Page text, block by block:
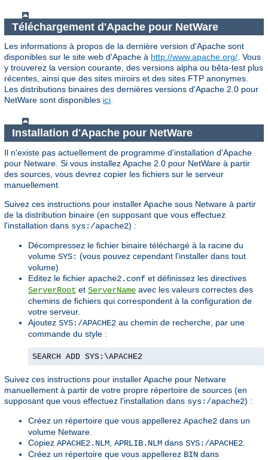
Téléchargement d'Apache pour NetWare
Les informations à propos de la dernière version d'Apache sont
disponibles sur le site web d'Apache à http://www.apache.org/. Vous
y trouverez la version courante, des versions alpha ou bêta-test plus
récentes, ainsi que des sites miroirs et des sites FTP anonymes.
Les distributions binaires des dernières versions d'Apache 2.0 pour
NetWare sont disponibles ici.
Installation d'Apache pour NetWare
Il n'existe pas actuellement de programme d'installation d'Apache
pour Netware. Si vous installez Apache 2.0 pour NetWare à partir
des sources, vous devrez copier les fichiers sur le serveur
manuellement.
Suivez ces instructions pour installer Apache sous Netware à partir
de la distribution binaire (en supposant que vous effectuez
l'installation dans sys:/apache2) :
Décompressez le fichier binaire téléchargé à la racine du
volume SYS: (vous pouvez cependant l'installer dans tout
volume)
Editez le fichier apache2.conf et définissez les directives
ServerRoot et ServerName avec les valeurs correctes des
chemins de fichiers qui correspondent à la configuration de
votre serveur.
Ajoutez SYS:/APACHE2 au chemin de recherche, par une
commande du style :
SEARCH ADD SYS:\APACHE2
Suivez ces instructions pour installer Apache pour Netware
manuellement à partir de votre propre répertoire de sources (en
supposant que vous effectuez l'installation dans sys:/apache2) :
Créez un répertoire que vous appellerez Apache2 dans un
volume Netware.
Copiez APACHE2.NLM APRLIB.NLM dans SYS:/APACHE2
Créez un répertoire que vous appellerez BIN dans